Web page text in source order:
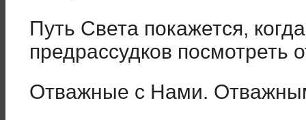
Путь Света покажется,
предрассудков посмотреть
Отважные с Нами.